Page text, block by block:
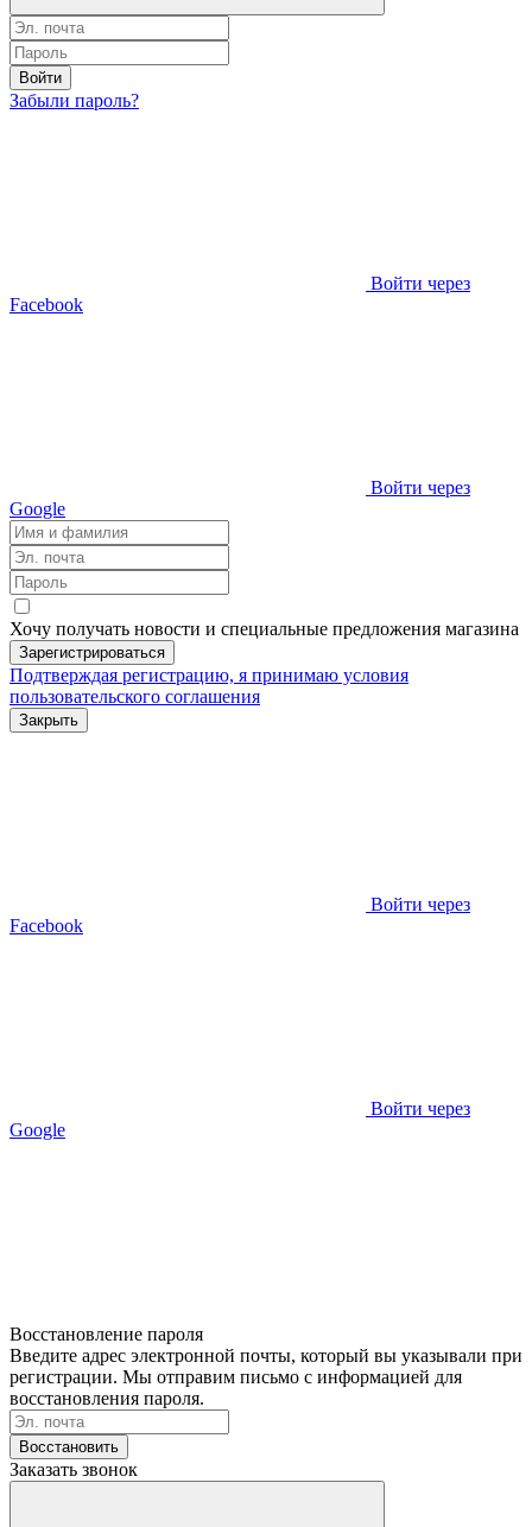
Войти
Забыли пароль?
Войти через
Facebook
Войти через
Google
Хочу получать новости и специальные предложения магазина
Зарегистрироваться
Подтверждая регистрацию, я принимаю условия
пользовательского соглашения
Закрыть
Войти через
Facebook
Войти через
Google
Восстановление пароля
Введите адрес электронной почты, который вы указывали при
регистрации. Мы отправим письмо с информацией для
восстановления пароля.
Восстановить
Заказать звонок